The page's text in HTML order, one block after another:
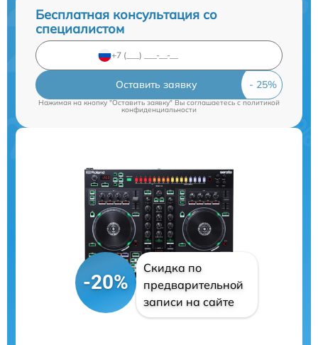
Бесплатная консультация со
специалистом
Оставить заявку
Нажимая на кнопку "Оставить заявку" Вы соглашаетесь cполитикой
конфиденциальности
-20%
Скидка по
предварительной
записи на сайте